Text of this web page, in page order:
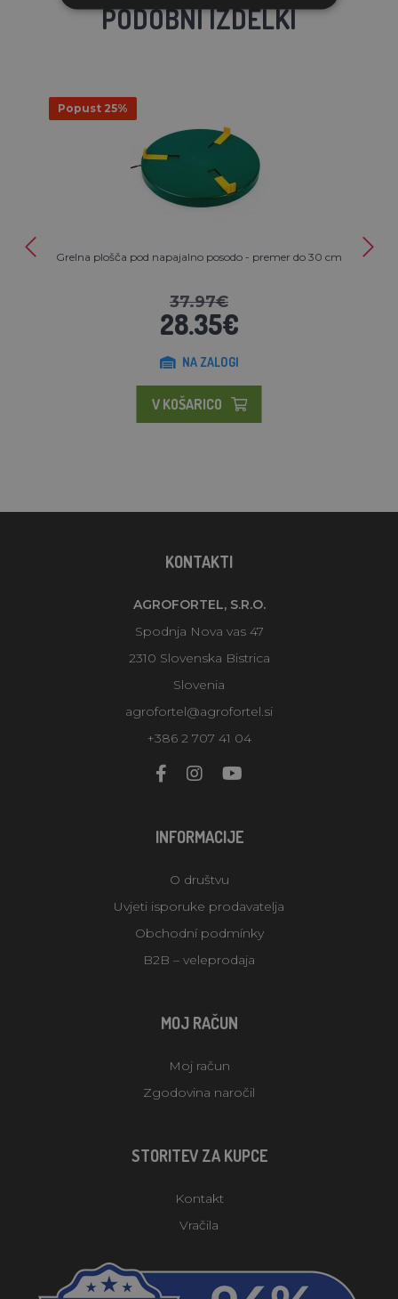
PODOBNI IZDELKI
Popust 25%
Grelna plošča pod napajalno posodo - premer do 30 cm
37.97€
28.35€
NA ZALOGI
V KOŠARICO
KONTAKTI
AGROFORTEL, S.R.O.
Spodnja Nova vas 47
2310 Slovenska Bistrica
Slovenia
agrofortel@agrofortel.si
+386 2 707 41 04
INFORMACIJE
O društvu
Uvjeti isporuke prodavatelja
Obchodní podmínky
B2B – veleprodaja
MOJ RAČUN
Moj račun
Zgodovina naročil
STORITEV ZA KUPCE
Kontakt
Vračila